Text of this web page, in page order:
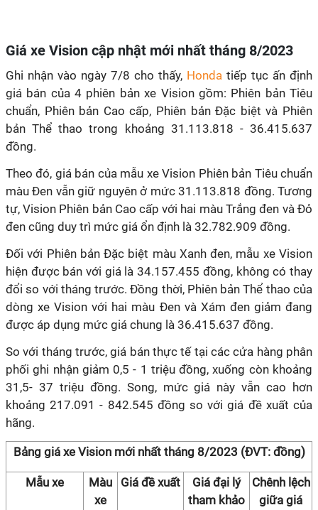
Giá xe Vision cập nhật mới nhất tháng 8/2023
Ghi nhận vào ngày 7/8 cho thấy, Honda tiếp tục ấn định
giá bán của 4 phiên bản xe Vision gồm: Phiên bản Tiêu
chuẩn, Phiên bản Cao cấp, Phiên bản Đặc biệt và Phiên
bản Thể thao trong khoảng 31.113.818 - 36.415.637
đồng.
Theo đó, giá bán của mẫu xe Vision Phiên bản Tiêu chuẩn
màu Đen vẫn giữ nguyên ở mức 31.113.818 đồng. Tương
tự, Vision Phiên bản Cao cấp với hai màu Trắng đen và Đỏ
đen cũng duy trì mức giá ổn định là 32.782.909 đồng.
Đối với Phiên bản Đặc biệt màu Xanh đen, mẫu xe Vision
hiện được bán với giá là 34.157.455 đồng, không có thay
đổi so với tháng trước. Đồng thời, Phiên bản Thể thao của
dòng xe Vision với hai màu Đen và Xám đen giảm đang
được áp dụng mức giá chung là 36.415.637 đồng.
So với tháng trước, giá bán thực tế tại các cửa hàng phân
phối ghi nhận giảm 0,5 - 1 triệu đồng, xuống còn khoảng
31,5- 37 triệu đồng. Song, mức giá này vẫn cao hơn
khoảng 217.091 - 842.545 đồng so với giá đề xuất của
hãng.
Bảng giá xe Vision mới nhất tháng 8/2023 (ĐVT: đồng)
Mẫu xe
Màu
xe
Giá đề xuất
Giá đại lý
tham khảo
Chênh lệch
giữa giá